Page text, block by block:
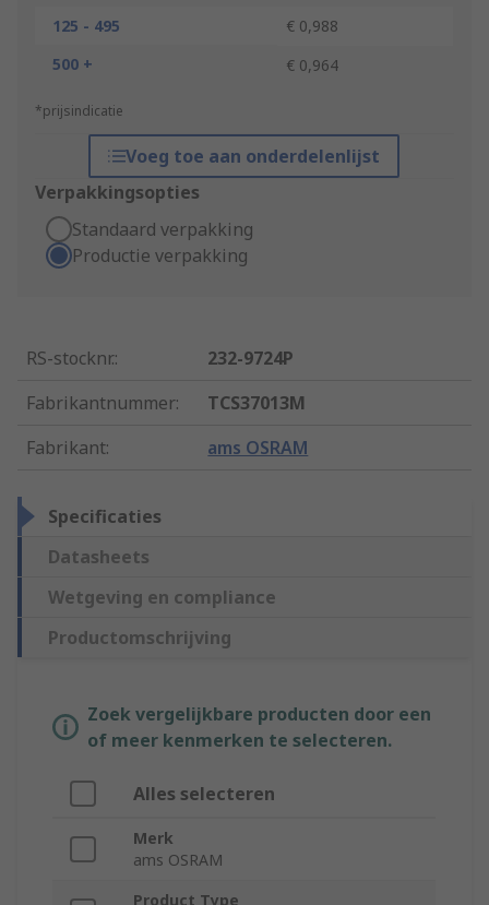
125 - 495
€ 0,988
500 +
€ 0,964
*prijsindicatie
Voeg toe aan onderdelenlijst
Verpakkingsopties
Standaard verpakking
Productie verpakking
RS-stocknr.:
232-9724P
Fabrikantnummer:
TCS37013M
Fabrikant: ams OSRAM
Specificaties
Datasheets
Wetgeving en compliance
Productomschrijving
Zoek vergelijkbare producten door een
of meer kenmerken te selecteren.
Alles selecteren
Merk
ams OSRAM
Product Type